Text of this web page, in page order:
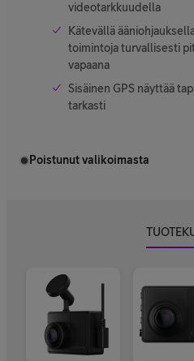
videotarkkuudella
Kätevällä
toimintoja turvallisesti
vapaana
Sisäinen GPS näyttää
tarkasti
Poistunut valikoimasta